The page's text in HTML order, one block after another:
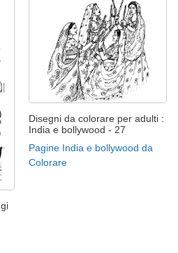
Disegni da colorare per adulti :
India e bollywood - 27
Pagine India e bollywood da
Colorare